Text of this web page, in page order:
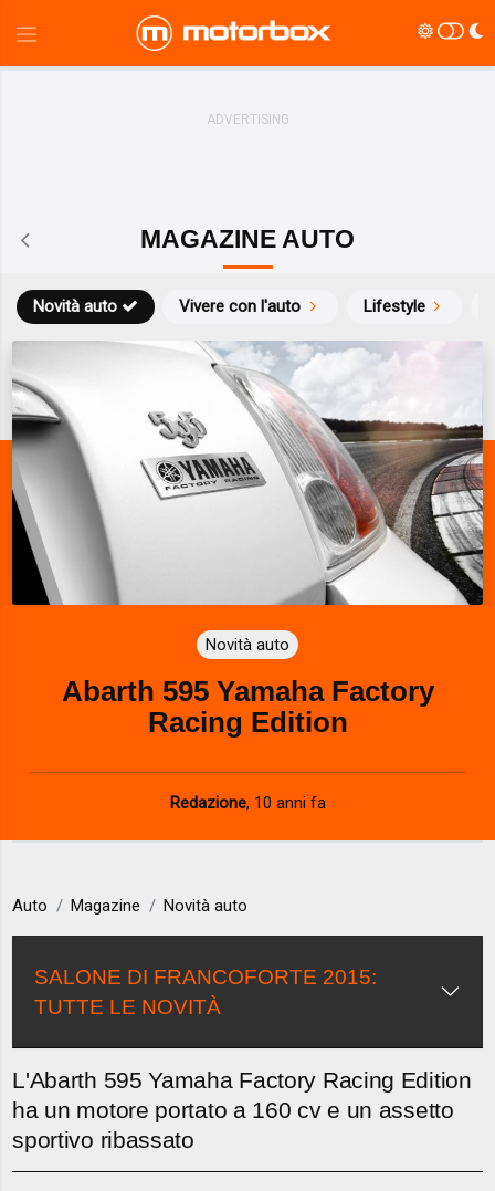
MAGAZINE AUTO
Novità auto Vivere con l'auto Lifestyle
Novità auto
Abarth 595 Yamaha Factory
Racing Edition
Redazione, 10 anni fa
Auto Magazine Novità auto
SALONE DI FRANCOFORTE 2015:
TUTTE LE NOVITÀ
L'Abarth 595 Yamaha Factory Racing Edition
ha un motore portato a 160 cv e un assetto
sportivo ribassato